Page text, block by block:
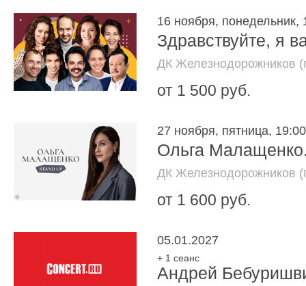
16 ноября, понедельник,
Здравствуйте, я
ДК Железнодорожников
от 1 500 руб.
27 ноября, пятница, 19:00
Ольга
ДК Железнодорожников
от 1 600 руб.
05.01.2027
+ 1 сеанс
Андрей